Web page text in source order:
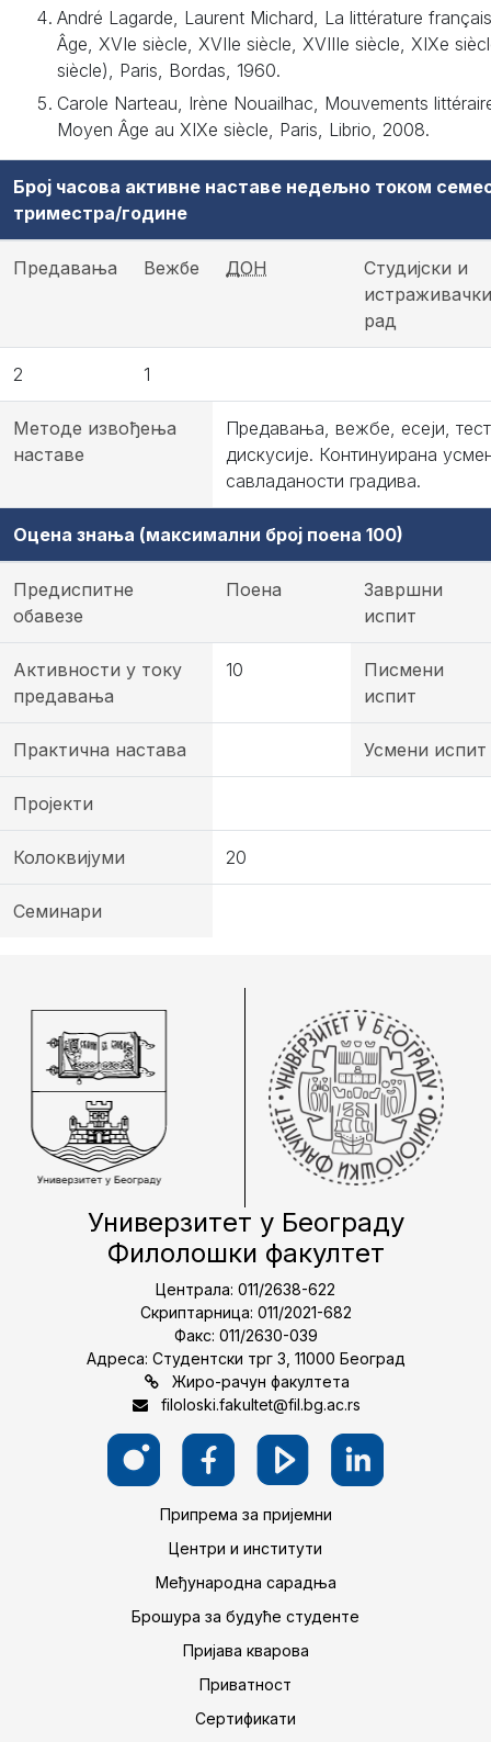
André Lagarde, Laurent Michard, La littérature
Âge, XVIe siècle, XVIIe siècle, XVIIIe siècle, XIXe
siècle), Paris, Bordas, 1960.
Carole Narteau, Irène Nouailhac, Mouvements
Moyen Âge au XIXe siècle, Paris, Librio, 2008.
Број часова активне наставе недељно током
триместра/године
Предавања Вежбе ДОН
Студијски и
истраживачки
рад
2 1
Методе извођења
наставе
Предавања, вежбе, есеји,
дискусије. Континуирана
савладаности градива.
Оцена знања (максимални број поена 100)
Предиспитне
обавезе
Поена
Завршни
испит
Активности у току
предавања
10
Писмени
испит
Практична настава Усмени испит
Пројекти
Колоквијуми 20
Семинари
Универзитет у Београду
Филолошки факултет
Централа: 011/2638-622
Скриптарница: 011/2021-682
Факс: 011/2630-039
Адреса: Студентски трг 3, 11000 Београд
Жиро-рачун факултета
filoloski.fakultet@fil.bg.ac.rs
Припрема за пријемни
Центри и институти
Међународна сарадња
Брошура за будуће студенте
Пријава кварова
Приватност
Сертификати